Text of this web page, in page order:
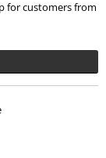
for customers from